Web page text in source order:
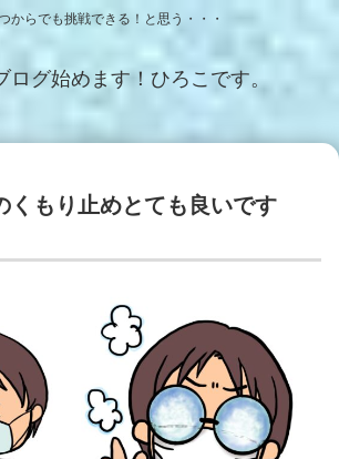
からでも挑戦できる！と思う・・・
ログ始めます！ひろこです。
くもり止めとても良いです